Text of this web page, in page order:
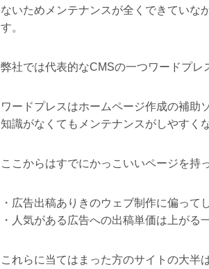
ないためメンテナンスが全くできていな
す。
弊社では代表的なCMSの一つワードプレ
ワードプレスはホームページ作成の補助
知識がなくてもメンテナンスがしやすく
ここからはすでにかっこいいページを持
・広告出稿ありきのウェブ制作に偏って
・人気がある広告への出稿単価は上がる
これらに当てはまった方のサイトの大半